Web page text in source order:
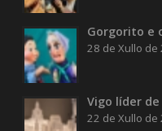
Gorgorito e
28 de Xullo de
Vigo líder de
22 de Xullo de